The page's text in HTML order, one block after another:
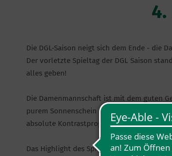
4.
Die DGL-Saison neigt sich dem Ende - die
Der vorletzte Spieltag der DGL Saison
alles geben!
Die Damenmannschaft ist mit dem guten
purem Sonnenschein noch einmal eine
absolute Kontrastprogramm zum
Das Highlight des Spieltages war die